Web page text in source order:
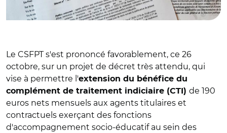
Le CSFPT s'est prononcé favorablement, ce 26
octobre, sur un projet de décret très attendu, qui
vise à permettre l'extension du bénéfice du
complément de traitement indiciaire (CTI) de 190
euros nets mensuels aux agents titulaires et
contractuels exerçant des fonctions
d'accompagnement socio-éducatif au sein des